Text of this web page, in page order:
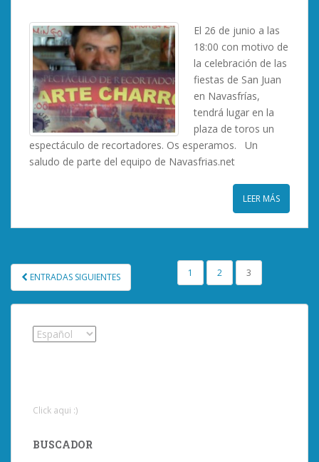
El 26 de junio a las
18:00 con motivo de
la celebración de las
fiestas de San Juan
en Navasfrías,
tendrá lugar en la
plaza de toros un
espectáculo de recortadores. Os esperamos. Un
saludo de parte del equipo de Navasfrias.net
LEER MÁS
PAGINACIÓN
DE
ENTRADAS
ENTRADAS SIGUIENTES 1 2 3
Click aqui :)
BUSCADOR